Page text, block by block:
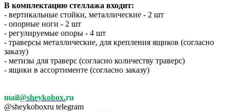
В комплектацию стеллажа входит:
- вертикальные стойки, металлические - 2 шт
- опорные ноги - 2 шт
- регулируемые опоры - 4 шт
- траверсы металлические, для крепления ящиков (согласно
заказу)
- метизы для траверс (согласно количеству траверс)
- ящики в ассортименте (согласно заказу)
mail@sheykobox.ru
@sheykoboxru telegram